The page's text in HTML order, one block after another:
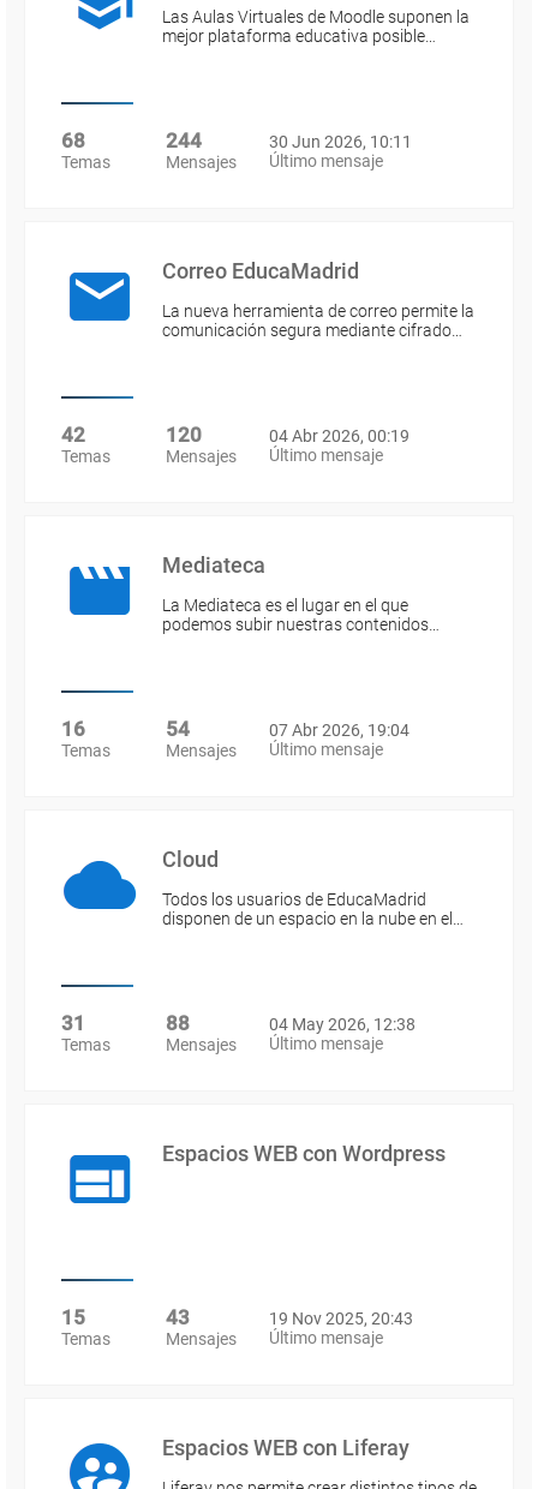
Las Aulas Virtuales de Moodle suponen la
mejor plataforma educativa posible…
68
Temas
244
Mensajes
30 Jun 2026, 10:11
Último mensaje
Correo EducaMadrid
La nueva herramienta de correo permite la
comunicación segura mediante cifrado…
42
Temas
120
Mensajes
04 Abr 2026, 00:19
Último mensaje
Mediateca
La Mediateca es el lugar en el que
podemos subir nuestras contenidos…
16
Temas
54
Mensajes
07 Abr 2026, 19:04
Último mensaje
Cloud
Todos los usuarios de EducaMadrid
disponen de un espacio en la nube en el…
31
Temas
88
Mensajes
04 May 2026, 12:38
Último mensaje
Espacios WEB con Wordpress
15
Temas
43
Mensajes
19 Nov 2025, 20:43
Último mensaje
Espacios WEB con Liferay